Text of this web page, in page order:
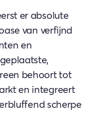
er absolute
van verfijnd
en
behoort tot
en integreert
scherpe